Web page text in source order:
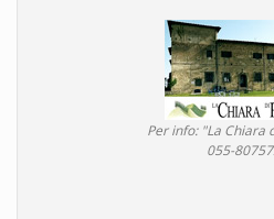
Per info: "La Chiara
055-